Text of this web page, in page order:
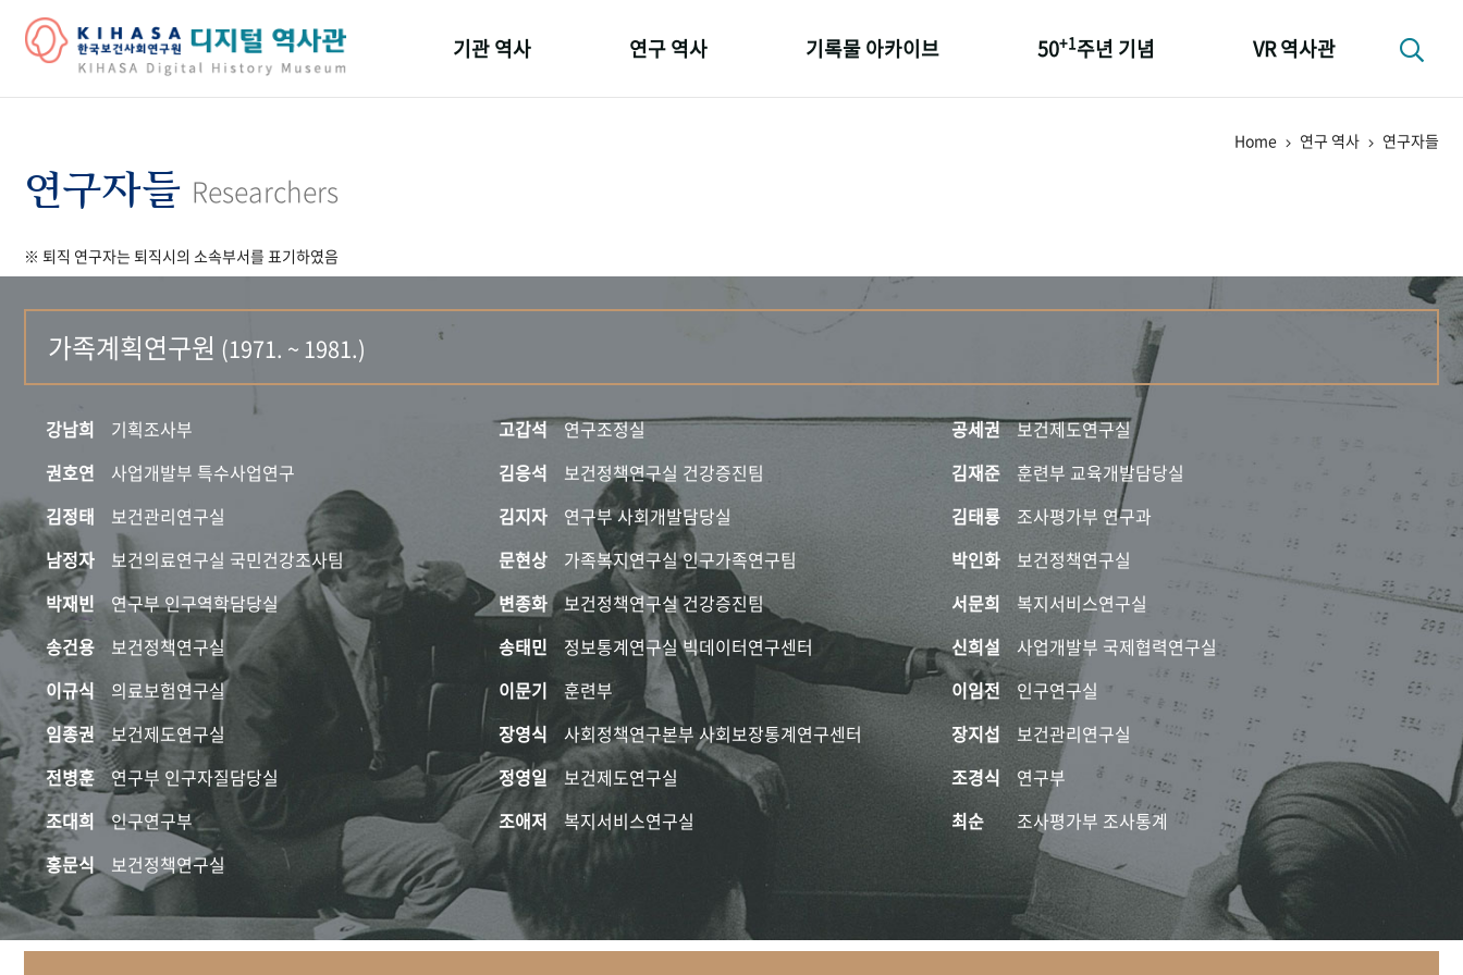
기관 역사 연구 역사 기록물 아카이브 50+1주년 기념 VR 역사관
Home 연구 역사 연구자들
연구자들 Researchers
※ 퇴직 연구자는 퇴직시의 소속부서를 표기하였음
가족계획연구원 (1971. ~ 1981.)
강남희 기획조사부 고갑석 연구조정실 공세권
보건제도연구실
권호연
사업개발부 특수사업연구 김응석 보건정책연구실 건강증진팀 김재준
훈련부 교육개발담당실
김정태
보건관리연구실 김지자 연구부 사회개발담당실 김태룡
조사평가부 연구과
남정자
보건의료연구실 국민건강조사팀 문현상 가족복지연구실 인구가족연구팀 박인화
보건정책연구실
박재빈
연구부 인구역학담당실 변종화 보건정책연구실 건강증진팀 서문희
복지서비스연구실
송건용
보건정책연구실 송태민 정보통계연구실 빅데이터연구센터 신희설
사업개발부 국제협력연구실
이규식
의료보험연구실 이문기 훈련부 이임전
인구연구실
임종권
보건제도연구실 장영식 사회정책연구본부 사회보장통계연구센터 장지섭
보건관리연구실
전병훈
연구부 인구자질담당실 정영일 보건제도연구실 조경식
연구부
조대희
인구연구부 조애저 복지서비스연구실 최순
조사평가부 조사통계
홍문식
보건정책연구실